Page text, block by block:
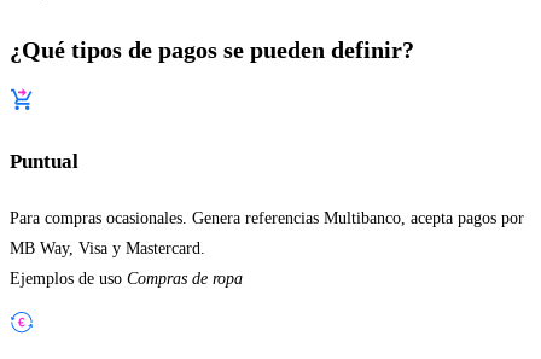
¿Qué tipos de pagos se pueden definir?
Puntual
Para compras ocasionales. Genera referencias Multibanco, acepta pagos por
MB Way, Visa y Mastercard.
Ejemplos de uso Compras de ropa